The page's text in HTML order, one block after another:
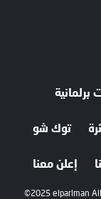
برلمانية
توك شو
إعلن معنا
©2025 elparlman